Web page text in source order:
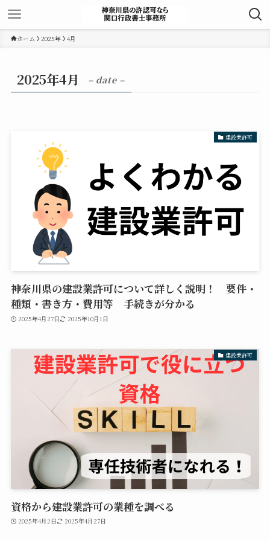
ホーム 2025年 4月
2025年4月 – date –
建設業許可
神奈川県の建設業許可について詳しく説明！ 要件・
種類・書き方・費用等 手続きが分かる
2025年4月27日 2025年10月1日
建設業許可
資格から建設業許可の業種を調べる
2025年4月2日 2025年4月27日